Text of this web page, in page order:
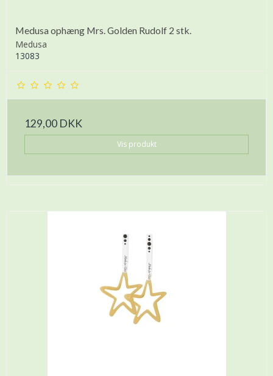
Medusa ophæng Mrs. Golden Rudolf 2 stk.
Medusa
13083
129,00 DKK
Vis produkt